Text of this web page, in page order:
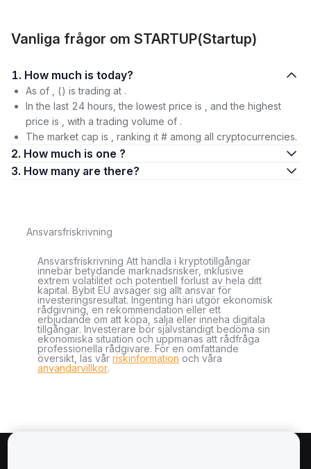
Vanliga frågor om STARTUP(Startup)
1. How much is today?
As of , () is trading at .
In the last 24 hours, the lowest price is , and the highest
price is , with a trading volume of .
The market cap is , ranking it # among all cryptocurrencies.
2. How much is one ?
3. How many are there?
Ansvarsfriskrivning
Ansvarsfriskrivning Att handla i kryptotillgångar
innebär betydande marknadsrisker, inklusive
extrem volatilitet och potentiell förlust av hela ditt
kapital. Bybit EU avsäger sig allt ansvar för
investeringsresultat. Ingenting häri utgör ekonomisk
rådgivning, en rekommendation eller ett
erbjudande om att köpa, sälja eller inneha digitala
tillgångar. Investerare bör självständigt bedöma sin
ekonomiska situation och uppmanas att rådfråga
professionella rådgivare. För en omfattande
översikt, läs vår riskinformation och våra
användarvillkor.